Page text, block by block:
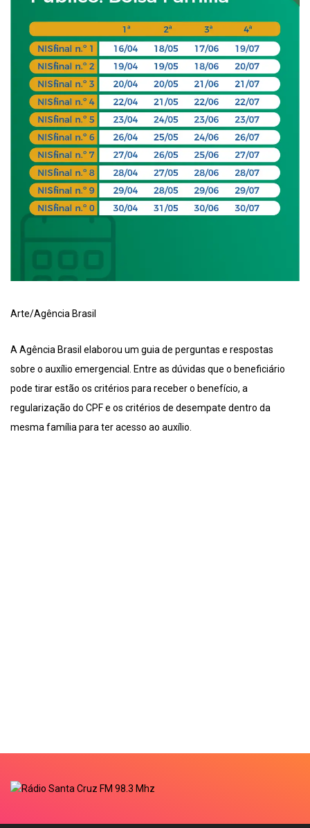
Arte/Agência Brasil
A Agência Brasil elaborou um guia de perguntas e respostas
sobre o auxílio emergencial. Entre as dúvidas que o beneficiário
pode tirar estão os critérios para receber o benefício, a
regularização do CPF e os critérios de desempate dentro da
mesma família para ter acesso ao auxílio.